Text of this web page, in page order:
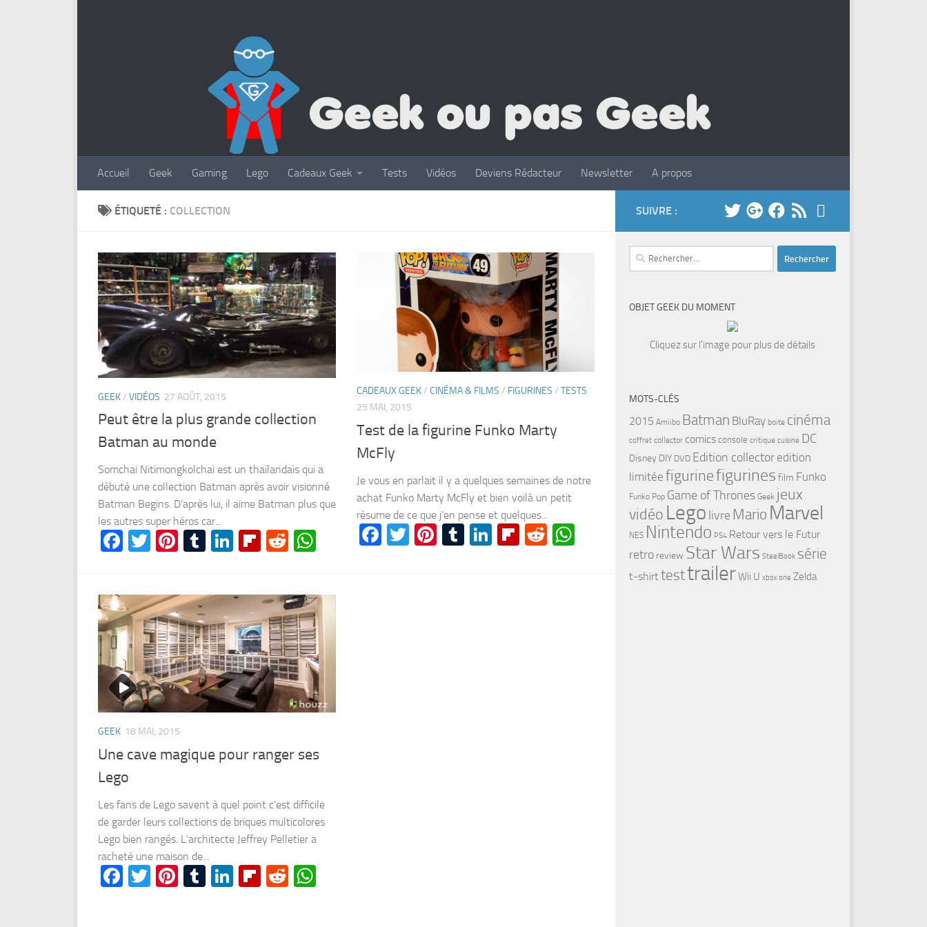
Accueil Geek Gaming Lego Cadeaux Geek Tests Vidéos Deviens Rédacteur Newsletter A propos
ÉTIQUETÉ : COLLECTION
GEEK/ VIDÉOS 27 AOÛT, 2015
Peut être la plus grande collection
Batman au monde
Somchai Nitimongkolchai est un thaïlandais qui a
débuté une collection Batman après avoir visionné
Batman Begins. D’après lui, il aime Batman plus que
les autres super héros car...
Facebook
Twitter
Pinterest
Tumblr
LinkedIn
Flipboard
RedditWhatsApp
CADEAUX GEEK/ CINÉMA & FILMS / FIGURINES / TESTS
25 MAI, 2015
Test de la figurine Funko Marty
McFly
Je vous en parlait il y a quelques semaines de notre
achat Funko Marty McFly et bien voilà un petit
résume de ce que j’en pense et quelques...
Facebook
Twitter
Pinterest
Tumblr
LinkedIn
Flipboard
RedditWhatsApp
GEEK 18 MAI, 2015
Une cave magique pour ranger ses
Lego
Les fans de Lego savent à quel point c’est difficile
de garder leurs collections de briques multicolores
Lego bien rangés. L’architecte Jeffrey Pelletier a
racheté une maison de...
Facebook
Twitter
Pinterest
Tumblr
LinkedIn
Flipboard
Reddit
SUIVRE :
Rechercher :
OBJET GEEK DU MOMENT
Cliquez sur l'image pour plus de détails
MOTS-CLÉS
2015 Amiibo Batman BluRay boite cinéma
coffret collector comics console critique cuisine DC
Disney DIY DVD Edition collector edition
limitée figurinefigurines film Funko
Funko Pop Game of Thrones Geek jeux
vidéo Lego livre Mario Marvel
NES Nintendo PS4 Retour vers le Futur
retro review Star Wars SteelBook série
t-shirttesttrailerWii U xbox one Zelda